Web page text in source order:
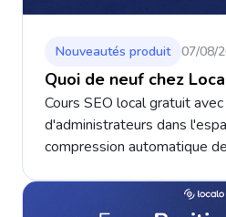
Nouveautés produit 07/08/
Quoi de neuf chez
Cours SEO local gratuit
d'administrateurs dans
compression automatique